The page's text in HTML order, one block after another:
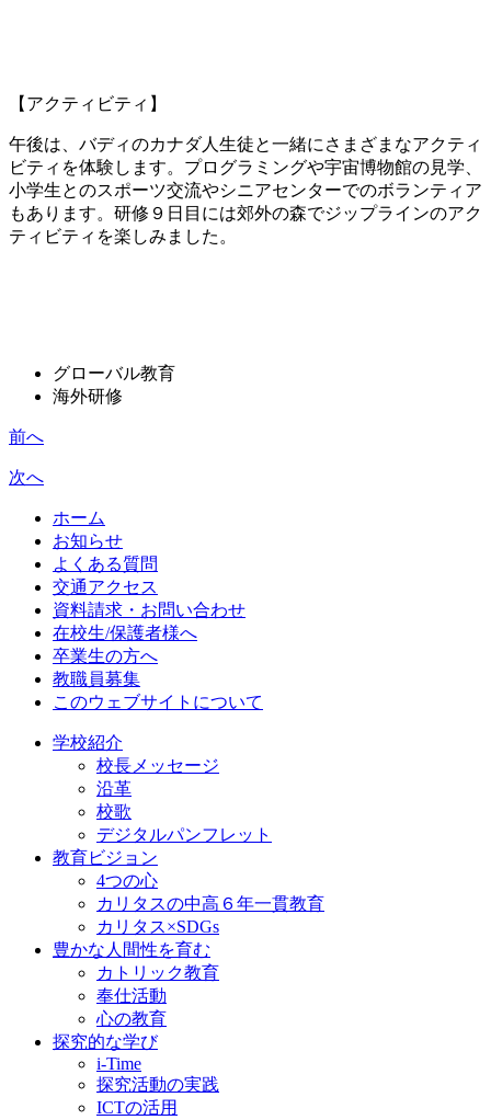
【アクティビティ】
午後は、バディのカナダ人生徒と一緒にさまざまなアクティ
ビティを体験します。プログラミングや宇宙博物館の見学、
小学生とのスポーツ交流やシニアセンターでのボランティア
もあります。研修９日目には郊外の森でジップラインのアク
ティビティを楽しみました。
グローバル教育
海外研修
前へ
次へ
ホーム
お知らせ
よくある質問
交通アクセス
資料請求・お問い合わせ
在校生/保護者様へ
卒業生の方へ
教職員募集
このウェブサイトについて
学校紹介
校長メッセージ
沿革
校歌
デジタルパンフレット
教育ビジョン
4つの心
カリタスの中高６年一貫教育
カリタス×SDGs
豊かな人間性を育む
カトリック教育
奉仕活動
心の教育
探究的な学び
i-Time
探究活動の実践
ICTの活用